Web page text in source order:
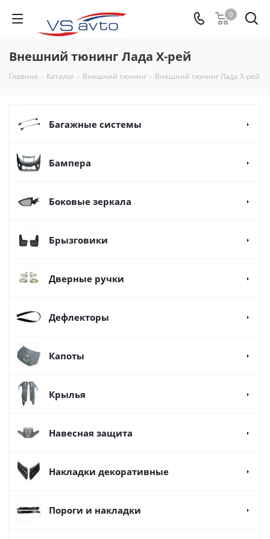
0
Внешний тюнинг Лада Х-рей
Главная - Каталог - Внешний тюнинг - Внешний тюнинг Лада Х-рей
Багажные системы
Бампера
Боковые зеркала
Брызговики
Дверные ручки
Дефлекторы
Капоты
Крылья
Навесная защита
Накладки декоративные
Пороги и накладки